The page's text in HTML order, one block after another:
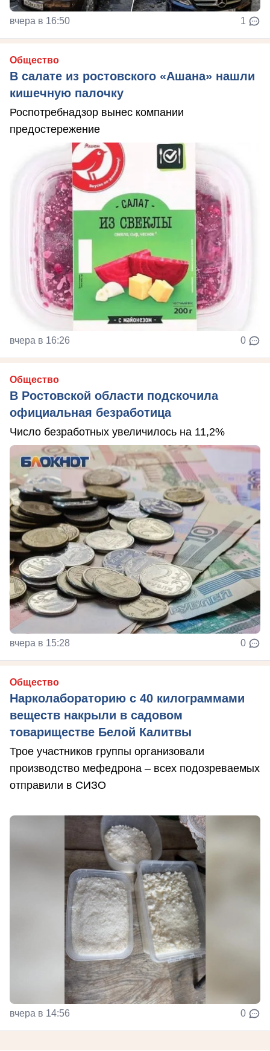
вчера в 16:50 1
Общество
В салате из ростовского «Ашана» нашли
кишечную палочку
Роспотребнадзор вынес компании
предостережение
вчера в 16:26 0
Общество
В Ростовской области подскочила
официальная безработица
Число безработных увеличилось на 11,2%
вчера в 15:28 0
Общество
Нарколабораторию с 40 килограммами
веществ накрыли в садовом
товариществе Белой Калитвы
Трое участников группы организовали
производство мефедрона – всех подозреваемых
отправили в СИЗО
вчера в 14:56 0